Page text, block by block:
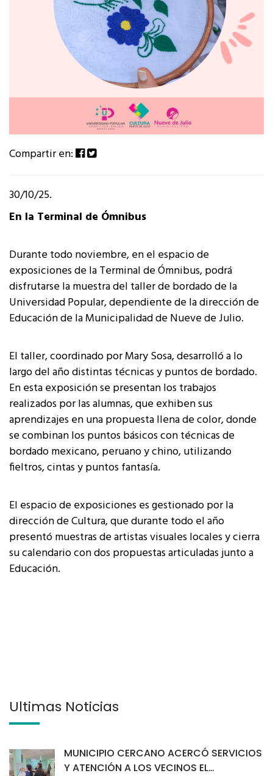
Compartir en:
30/10/25.
En la Terminal de Ómnibus
Durante todo noviembre, en el espacio de
exposiciones de la Terminal de Ómnibus, podrá
disfrutarse la muestra del taller de bordado de la
Universidad Popular, dependiente de la dirección de
Educación de la Municipalidad de Nueve de Julio.
El taller, coordinado por Mary Sosa, desarrolló a lo
largo del año distintas técnicas y puntos de bordado.
En esta exposición se presentan los trabajos
realizados por las alumnas, que exhiben sus
aprendizajes en una propuesta llena de color, donde
se combinan los puntos básicos con técnicas de
bordado mexicano, peruano y chino, utilizando
fieltros, cintas y puntos fantasía.
El espacio de exposiciones es gestionado por la
dirección de Cultura, que durante todo el año
presentó muestras de artistas visuales locales y cierra
su calendario con dos propuestas articuladas junto a
Educación.
Últimas Noticias
MUNICIPIO CERCANO ACERCÓ SERVICIOS
Y ATENCIÓN A LOS VECINOS EL